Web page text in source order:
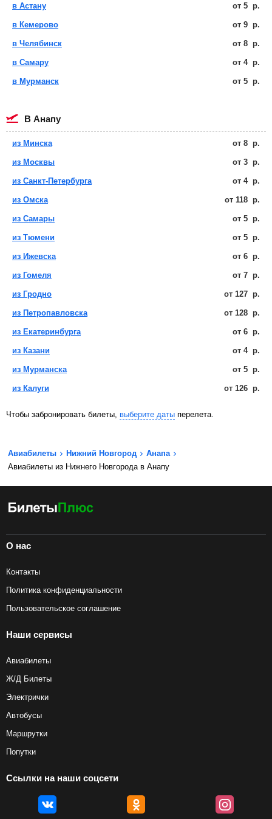
в Астану от 5 р.
в Кемерово от 9 р.
в Челябинск от 8 р.
в Самару от 4 р.
в Мурманск от 5 р.
в Анапу
из Минска от 8 р.
из Москвы от 3 р.
из Санкт-Петербурга от 4 р.
из Омска от 118 р.
из Самары от 5 р.
из Тюмени от 5 р.
из Ижевска от 6 р.
из Гомеля от 7 р.
из Гродно от 127 р.
из Петропавловска от 128 р.
из Екатеринбурга от 6 р.
из Казани от 4 р.
из Мурманска от 5 р.
из Калуги от 126 р.
Чтобы забронировать билеты, выберите даты перелета.
Авиабилеты Нижний Новгород
Анапа
Авиабилеты из Нижнего Новгорода в Анапу
О нас
Контакты
Политика конфиденциальности
Пользовательское соглашение
Наши сервисы
Авиабилеты
Ж/Д Билеты
Электрички
Автобусы
Маршрутки
Попутки
Ссылки на наши соцсети